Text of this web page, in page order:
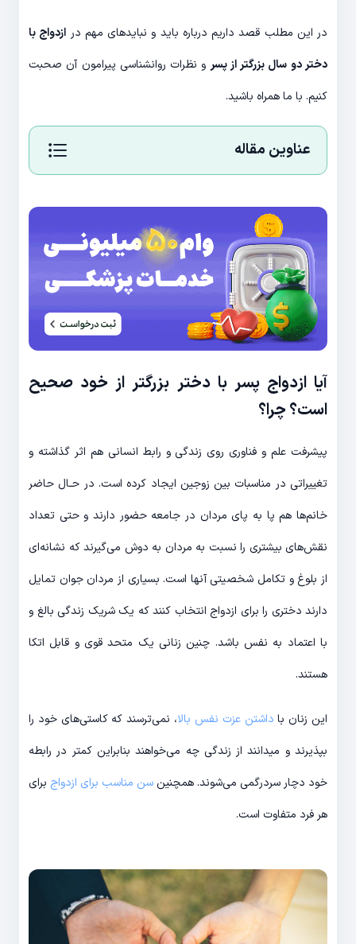
در این مطلب قصد داریم درباره باید و نبایدهای مهم در ازدواج با
دختر دو سال بزرگتر از پسر و نظرات روانشناسی پیرامون آن صحبت
کنیم. با ما همراه باشید.
عناوین مقاله
آیا ازدواج پسر با دختر بزرگتر از خود صحیح
است؟ چرا؟
پیشرفت علم و فناوری روی زندگی و رابط انسانی هم اثر گذاشته و
تغییراتی در مناسبات بین زوجین ایجاد کرده است. در حـال حاضر
خانم‌ها هم پا به پای مردان در جامعه حضور دارند و حتی تعداد
نقش‌های بیشتری را نسبت به مردان به دوش می‌گیرند که نشانه‌ای
از بلوغ و تکامل شخصیتی آنها است. بسیاری از مردان جوان تمایل
دارند دختری را برای ازدواج انتخاب کنند که یک شریک زندگی بالغ و
با اعتماد به نفس باشد. چنین زنانی یک متحد قوی و قابل اتکا
هستند.
این زنان با داشتن عزت نفس بالا، نمی‌ترسند که کاستی‌های خود را
بپذیرند و میدانند از زندگی چه می‌خواهند بنابراین کمتر در رابطه
خود دچار سردرگمی می‌شوند. همچنین سن مناسب برای ازدواج برای
هر فرد متفاوت است.